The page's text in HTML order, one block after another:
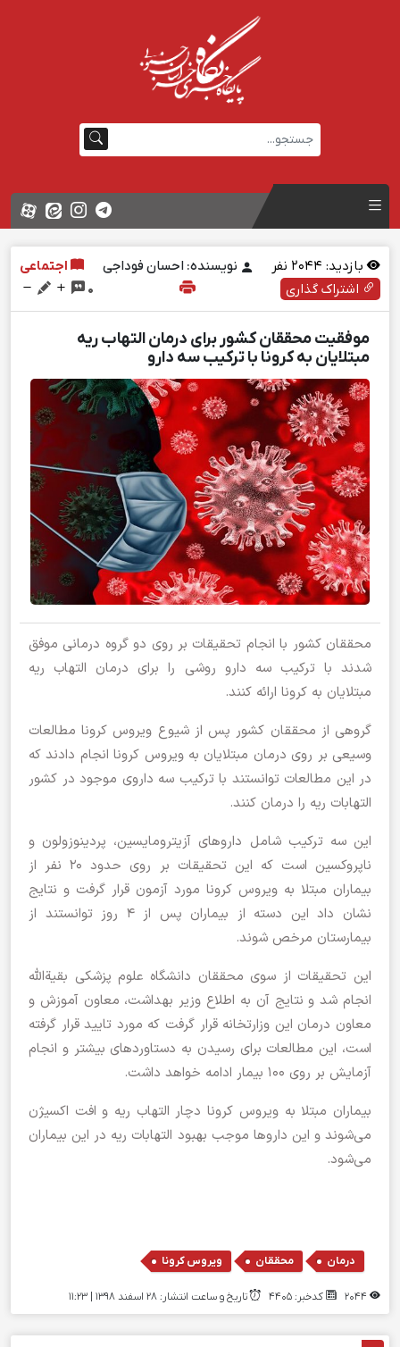
بازدید: نفر نویسنده: احسان فوداجی
اجتماعی
اشتراک گذاری
0
موفقیت محققان کشور برای درمان التهاب ریه
مبتلایان به کرونا با ترکیب سه دارو
محققان کشور با انجام تحقیقات بر روی دو گروه درمانی موفق
شدند با ترکیب سه دارو روشی را برای درمان التهاب ریه
مبتلایان به کرونا ارائه کنند.
گروهی از محققان کشور پس از شیوع ویروس کرونا مطالعات
وسیعی بر روی درمان مبتلایان به ویروس کرونا انجام دادند که
در این مطالعات توانستند با ترکیب سه داروی موجود در کشور
التهابات ریه را درمان کنند.
این سه ترکیب شامل داروهای آزیترومایسین، پردینوزولون و
ناپروکسین است که این تحقیقات بر روی حدود ۲۰ نفر از
بیماران مبتلا به ویروس کرونا مورد آزمون قرار گرفت و نتایج
نشان داد این دسته از بیماران پس از ۴ روز توانستند از
بیمارستان مرخص شوند.
این تحقیقات از سوی محققان دانشگاه علوم پزشکی بقیةالله
انجام شد و نتایج آن به اطلاع وزیر بهداشت، معاون آموزش و
معاون درمان این وزارتخانه قرار گرفت که مورد تایید قرار گرفته
است، این مطالعات برای رسیدن به دستاوردهای بیشتر و انجام
آزمایش بر روی ۱۰۰ بیمار ادامه خواهد داشت.
بیماران مبتلا به ویروس کرونا دچار التهاب ریه و افت اکسیژن
می‌شوند و این داروها موجب بهبود التهابات ریه در این بیماران
می‌شود.
درمان , محققان , ویروس کرونا
کدخبر: 4405 تاریخ و ساعت انتشار: ۲۸ اسفند ۱۳۹۸ | 11:23